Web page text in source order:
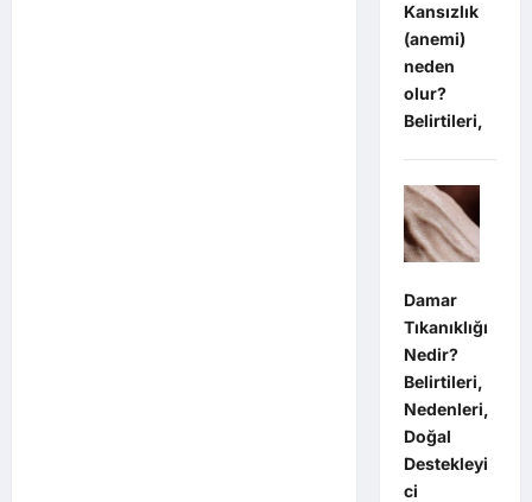
Kansızlık
(anemi)
neden
olur?
Belirtileri,
Damar
Tıkanıklığı
Nedir?
Belirtileri,
Nedenleri,
Doğal
Destekleyi
ci